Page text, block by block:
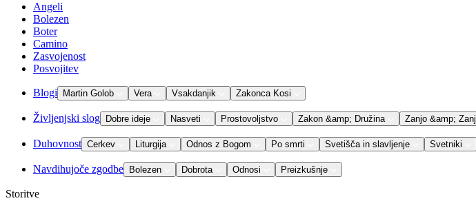
Angeli
Bolezen
Boter
Camino
Zasvojenost
Posvojitev
Blogi Martin Golob Vera Vsakdanjik Zakonca Kosi
Življenjski slog Dobre ideje Nasveti Prostovoljstvo Zakon &amp; Družina Zanjo &amp; Zanj
Duhovnost Cerkev Liturgija Odnos z Bogom Po smrti Svetišča in slavljenje Svetniki
Navdihujoče zgodbe Bolezen Dobrota Odnosi Preizkušnje
Storitve